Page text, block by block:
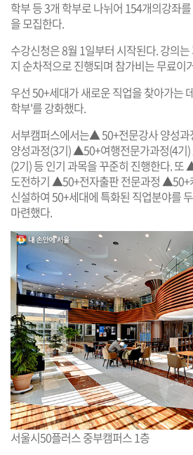
학부 등 3개 학부로 나뉘어 154개의강좌
을 모집한다.
수강신청은 8월 1일부터 시작된다. 강의
지 순차적으로 진행되며 참가비는 무료이
우선 50+세대가 새로운 직업을 찾아가는
학부'를 강화했다.
서부캠퍼스에서는▲ 50+전문강사 양성
양성과정(3기) ▲50+여행전문가과정(4
(2기) 등 인기 과목을 꾸준히 진행한다.
도전하기 ▲50+전자출판 전문과정 ▲50+
신설하여 50+세대에 특화된 직업분야를
마련했다.
서울시50플러스 중부캠퍼스 1층